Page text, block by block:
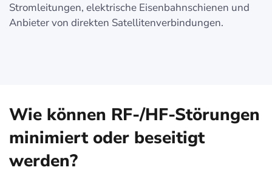
Stromleitungen, elektrische Eisenbahnschienen und
Anbieter von direkten Satellitenverbindungen.
Wie können RF-/HF-Störungen
minimiert oder beseitigt
werden?